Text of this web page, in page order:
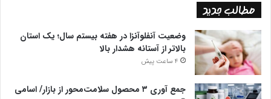
مطالب جدید
وضعیت آنفلوآنزا در هفته بیستم سال؛ یک استان
بالاتر از آستانه هشدار بالا
4 ساعت پیش
جمع آوری ۳ محصول سلامت‌محور از بازار/ اسامی